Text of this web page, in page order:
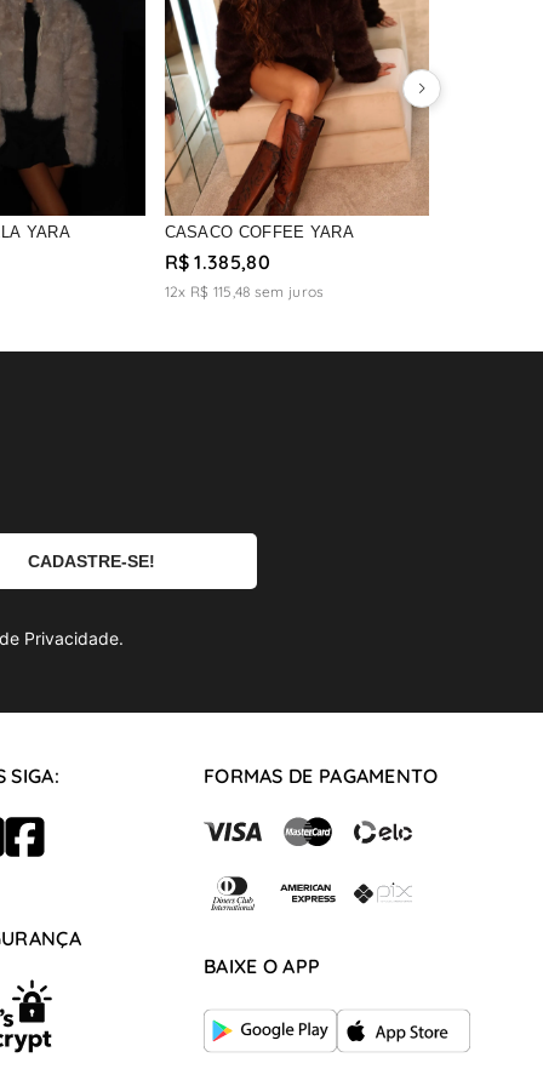
YARA CASACO COFFEE YARA
R$ 1.385,80
12x R$ 115,48 sem juros
Privacidade.
SIGA: FORMAS DE PAGAMENTO
BAIXE O APP